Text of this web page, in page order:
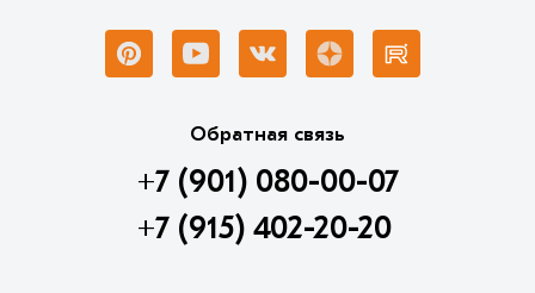
Обратная связь
+7 (901) 080-00-07
+7 (915) 402-20-20